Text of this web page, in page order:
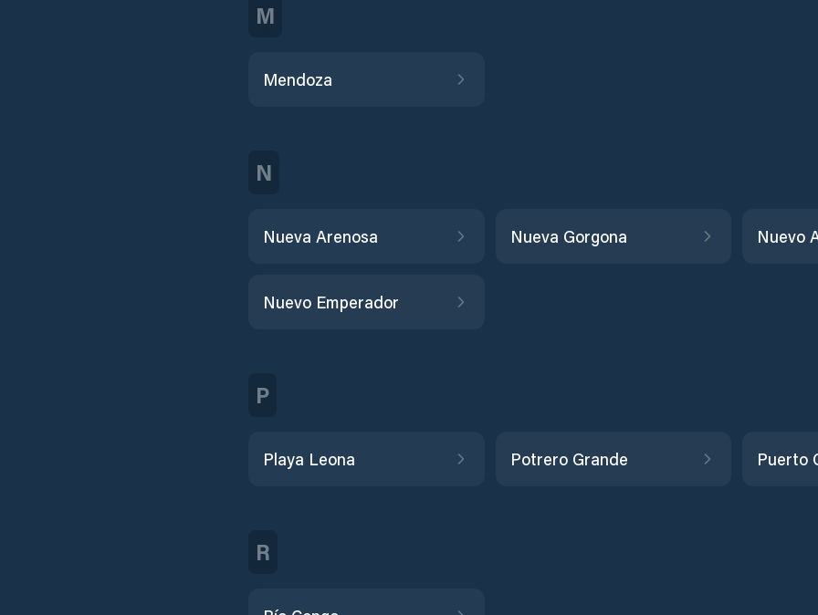
M
Mendoza
N
Nueva Arenosa Nueva Gorgona Nuevo
Nuevo Emperador
P
Playa Leona Potrero Grande Puerto
R